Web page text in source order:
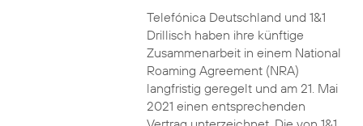
Telefónica Deutschland und 1&1
Drillisch haben ihre künftige
Zusammenarbeit in einem National
Roaming Agreement (NRA)
langfristig geregelt und am 21. Mai
2021 einen entsprechenden